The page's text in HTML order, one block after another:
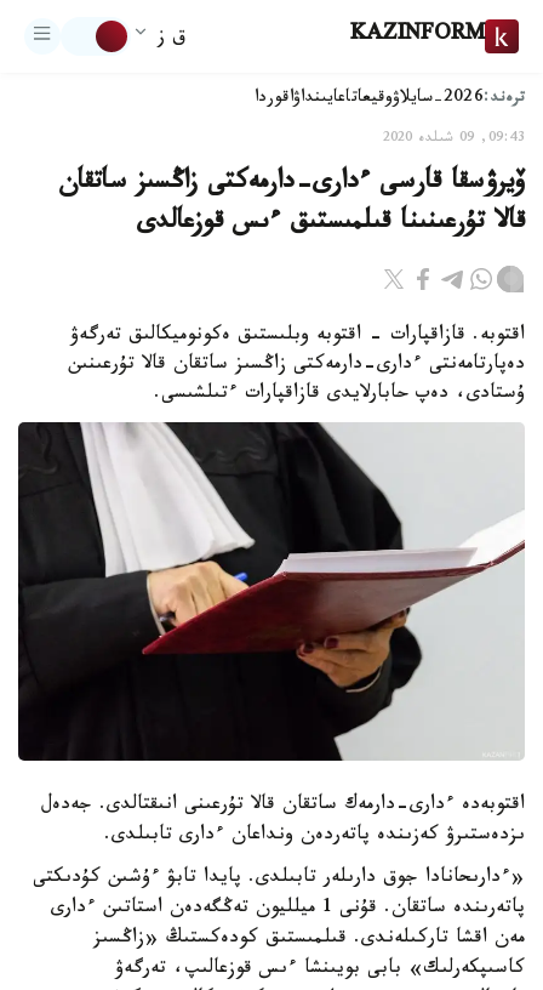
KAZINFORM ق ز
ترەند:2026-سايلاۋ وقيعاتاعايىنداۋاقوردا
09:43, 09 شىلدە 2020
ۆيرۋسقا قارسى ءدارى-دارمەكتى زاڭسىز ساتقان
قالا تۇرعىنىنا قىلمىستىق ءىس قوزعالدى
اقتوبە. قازاقپارات - اقتوبە وبلىستىق ەكونوميكالىق تەرگەۋ
دەپارتامەنتى ءدارى-دارمەكتى زاڭسىز ساتقان قالا تۇرعىنىن
ۇستادى، دەپ حابارلايدى قازاقپارات ءتىلشىسى.
اقتوبەدە ءدارى-دارمەك ساتقان قالا تۇرعىنى انىقتالدى. جەدەل
ىزدەستىرۋ كەزىندە پاتەردەن ونداعان ءدارى تابىلدى.
«ءدارىحانادا جوق دارىلەر تابىلدى. پايدا تابۋ ءۇشىن كۇدىكتى
پاتەرىندە ساتقان. قۇنى 1 ميلليون تەڭگەدەن استاتىن ءدارى
مەن اقشا تاركىلەندى. قىلمىستىق كودەكستىڭ «زاڭسىز
كاسىپكەرلىك» بابى بويىنشا ءىس قوزعالىپ، تەرگەۋ